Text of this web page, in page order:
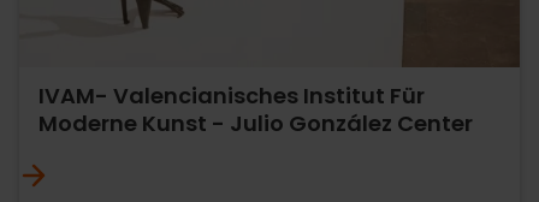
IVAM- Valencianisches Institut Für
Moderne Kunst - Julio González Center